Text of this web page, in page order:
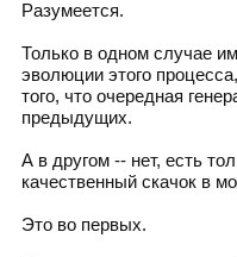
Разумеется.
Только в одном случае
эволюции этого
того, что очередная
предыдущих.
А в другом -- нет, есть
качественный скачок в
Это во первых.